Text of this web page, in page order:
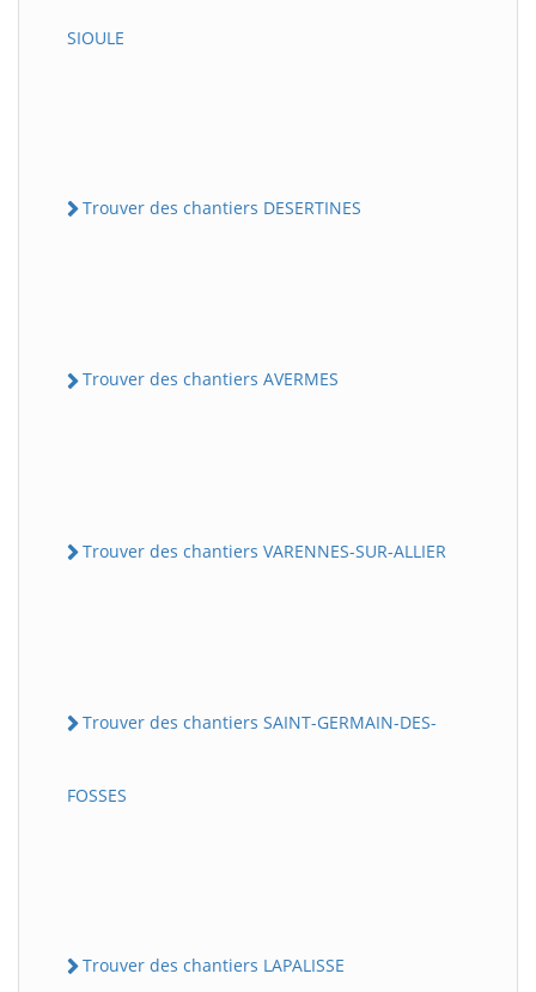
SIOULE
Trouver des chantiers DESERTINES
Trouver des chantiers AVERMES
Trouver des chantiers VARENNES-SUR-ALLIER
Trouver des chantiers SAINT-GERMAIN-DES-
FOSSES
Trouver des chantiers LAPALISSE